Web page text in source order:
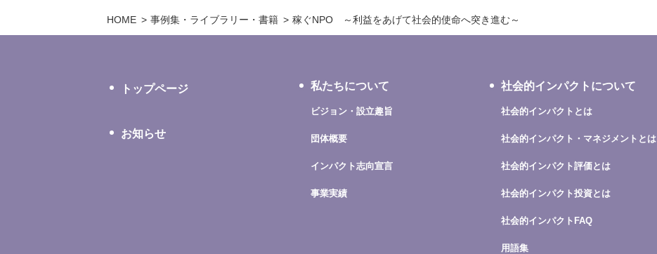
HOME 事例集・ライブラリー・書籍 稼ぐNPO ～利益をあげて社会的使命へ突き進む～
トップページ
お知らせ
私たちについて
ビジョン・設立趣旨
団体概要
インパクト志向宣言
事業実績
社会的インパクトについて
社会的インパクトとは
社会的インパクト・マネジメントとは
社会的インパクト評価とは
社会的インパクト投資とは
社会的インパクトFAQ
用語集